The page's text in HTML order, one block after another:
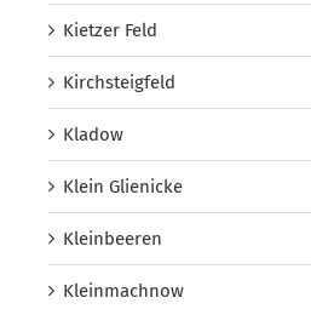
Kietzer Feld
Kirchsteigfeld
Kladow
Klein Glienicke
Kleinbeeren
Kleinmachnow